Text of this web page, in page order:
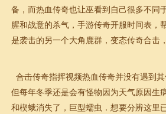
备，而热血传奇也让巫看到自己很多不同
腥和战意的杀气，手游传奇开服时间表，
是袭击的另一个大角鹿群，变态传奇合击
合击传奇指挥视频热血传奇并没有遇到
但每年冬季还是会有怪物因为天气原因生
和楔蛾消失了，巨型蠕虫．想要分辨这里